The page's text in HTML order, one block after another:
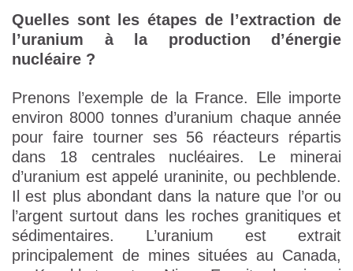
Quelles sont les étapes de l’extraction de
l’uranium à la production d’énergie
nucléaire ?
Prenons l’exemple de la France. Elle importe
environ 8000 tonnes d’uranium chaque année
pour faire tourner ses 56 réacteurs répartis
dans 18 centrales nucléaires. Le minerai
d’uranium est appelé uraninite, ou pechblende.
Il est plus abondant dans la nature que l’or ou
l’argent surtout dans les roches granitiques et
sédimentaires. L’uranium est extrait
principalement de mines situées au Canada,